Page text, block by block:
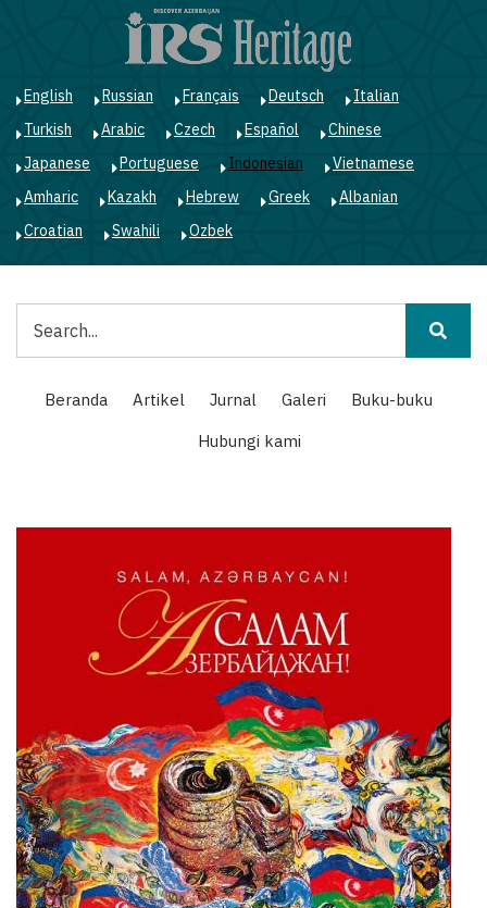
English Russian Français Deutsch
Italian
Turkish
Arabic Czech Español
Chinese
Japanese
Portuguese Indonesian
Vietnamese
Amharic
Kazakh Hebrew Greek
Albanian
Croatian
Swahili Ozbek
Main
navigation
Beranda Artikel Jurnal Galeri
Buku-buku
Hubungi kami